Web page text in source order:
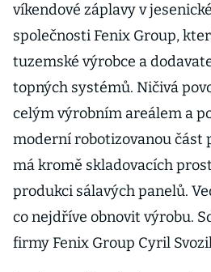
víkendové záplavy v
společnosti Fenix Group,
tuzemské výrobce a
topných systémů. Ničivá
celým výrobním areálem a
moderní robotizovanou část
má kromě skladovacích
produkci sálavých panelů.
co nejdříve obnovit výrobu.
firmy Fenix Group Cyril